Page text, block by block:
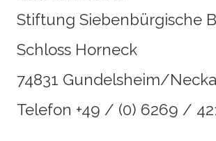
Stiftung Siebenbürgische
Schloss Horneck
74831 Gundelsheim/
Telefon +49 / (0) 6269 /